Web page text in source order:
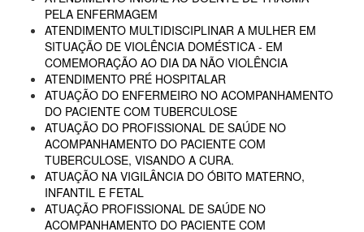
PELA ENFERMAGEM
ATENDIMENTO MULTIDISCIPLINAR A MULHER EM
SITUAÇÃO DE VIOLÊNCIA DOMÉSTICA - EM
COMEMORAÇÃO AO DIA DA NÃO VIOLÊNCIA
ATENDIMENTO PRÉ HOSPITALAR
ATUAÇÃO DO ENFERMEIRO NO ACOMPANHAMENTO
DO PACIENTE COM TUBERCULOSE
ATUAÇÃO DO PROFISSIONAL DE SAÚDE NO
ACOMPANHAMENTO DO PACIENTE COM
TUBERCULOSE, VISANDO A CURA.
ATUAÇÃO NA VIGILÂNCIA DO ÓBITO MATERNO,
INFANTIL E FETAL
ATUAÇÃO PROFISSIONAL DE SAÚDE NO
ACOMPANHAMENTO DO PACIENTE COM